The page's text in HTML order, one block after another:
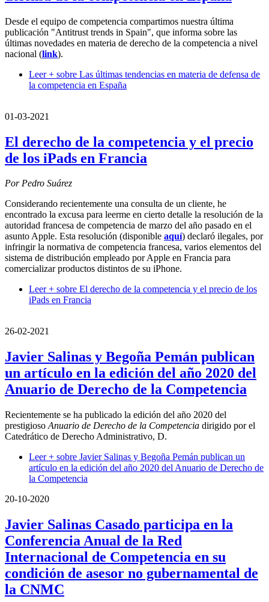
Desde el equipo de competencia compartimos nuestra última
publicación "Antitrust trends in Spain", que informa sobre las
últimas novedades en materia de derecho de la competencia a nivel
nacional (link).
Leer + sobre Las últimas tendencias en materia de defensa de
la competencia en España
01-03-2021
El derecho de la competencia y el precio
de los iPads en Francia
Por Pedro Suárez
Considerando recientemente una consulta de un cliente, he
encontrado la excusa para leerme en cierto detalle la resolución de la
autoridad francesa de competencia de marzo del año pasado en el
asunto Apple. Esta resolución (disponible aquí) declaró ilegales, por
infringir la normativa de competencia francesa, varios elementos del
sistema de distribución empleado por Apple en Francia para
comercializar productos distintos de su iPhone.
Leer + sobre El derecho de la competencia y el precio de los
iPads en Francia
26-02-2021
Javier Salinas y Begoña Pemán publican
un artículo en la edición del año 2020 del
Anuario de Derecho de la Competencia
Recientemente se ha publicado la edición del año 2020 del
prestigioso Anuario de Derecho de la Competencia dirigido por el
Catedrático de Derecho Administrativo, D.
Leer + sobre Javier Salinas y Begoña Pemán publican un
artículo en la edición del año 2020 del Anuario de Derecho de
la Competencia
20-10-2020
Javier Salinas Casado participa en la
Conferencia Anual de la Red
Internacional de Competencia en su
condición de asesor no gubernamental de
la CNMC